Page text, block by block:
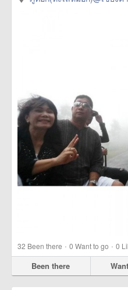
32 Been there · 0 Want to go · 0
Been there